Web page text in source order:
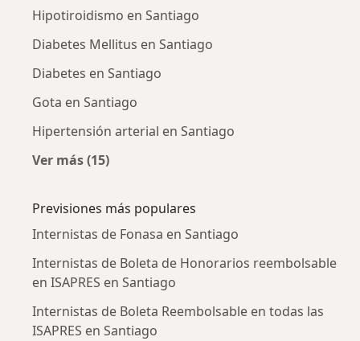
Hipotiroidismo en Santiago
Diabetes Mellitus en Santiago
Diabetes en Santiago
Gota en Santiago
Hipertensión arterial en Santiago
Ver más (15)
Previsiones más populares
Internistas de Fonasa en Santiago
Internistas de Boleta de Honorarios reembolsable
en ISAPRES en Santiago
Internistas de Boleta Reembolsable en todas las
ISAPRES en Santiago